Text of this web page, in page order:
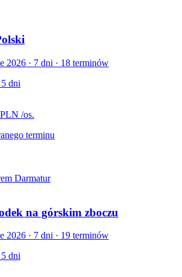
2026 · 7 dni · 18 terminów
dni
/os.
terminu
Darmatur
na górskim zboczu
2026 · 7 dni · 19 terminów
dni